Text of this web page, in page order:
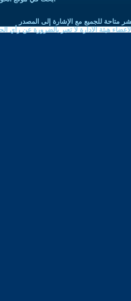
متاحة للجميع مع الإشارة إلى المصدر
هيئة الادارة لا تعبر بالضرورة عن رأي